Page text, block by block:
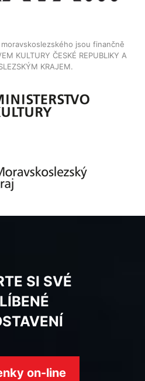
jsou finančně
KULTURY ČESKÉ REPUBLIKY A
KRAJEM.
SI SVÉ
on-line